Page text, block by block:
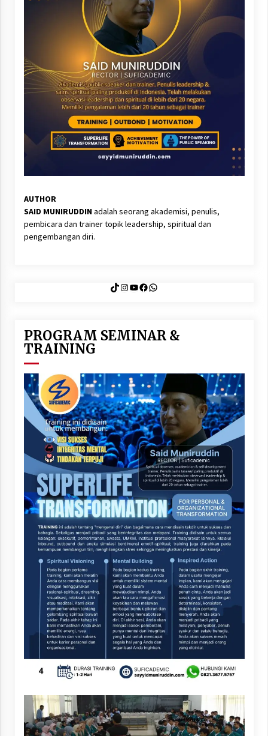
AUTHOR
SAID MUNIRUDDINadalah seorang akademisi, penulis,
pembicara dan trainer topik leadership, spiritual dan
pengembangan diri.
TikTok
Instagram
YouTube
Facebook
WhatsApp
PROGRAM SEMINAR &
TRAINING